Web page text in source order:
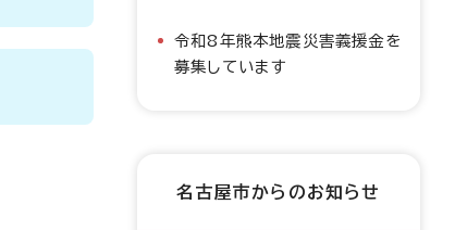
令和8年熊本地震災害義援金を
募集しています
名古屋市からのお知らせ